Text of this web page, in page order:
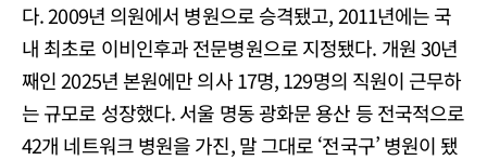
다. 2009년 의원에서 병원으로 승격됐고, 2011년에는 국
내 최초로 이비인후과 전문병원으로 지정됐다. 개원 30년
째인 2025년 본원에만 의사 17명, 129명의 직원이 근무하
는 규모로 성장했다. 서울 명동 광화문 용산 등 전국적으로
42개 네트워크 병원을 가진, 말 그대로 ‘전국구’ 병원이 됐